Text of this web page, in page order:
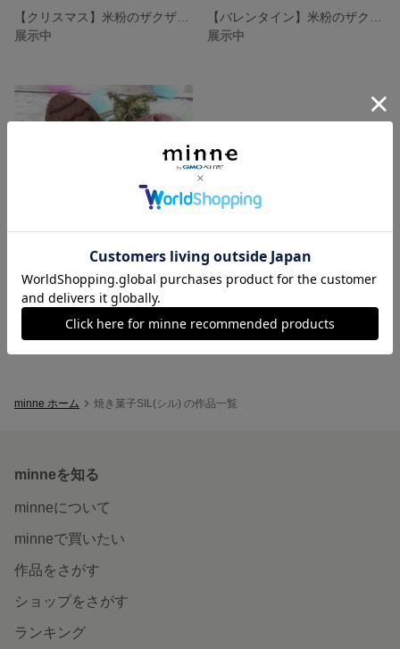
展示中
展示中
【イースター】米粉のザクザククッキー
展示中
minne ホーム 焼き菓子SIL(シル) の作品一覧
minneを知る
minneについて
minneで買いたい
作品をさがす
ショップをさがす
ランキング